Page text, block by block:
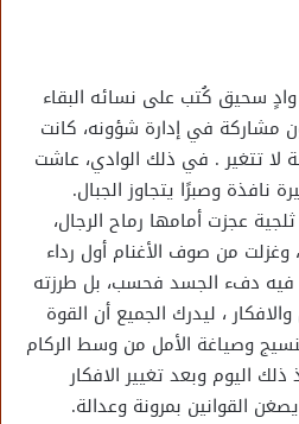
سحيق كُتب على نسائه البقاء
مشاركة في إدارة شؤونه، كانت
لا تتغير . في ذلك الوادي، عاشت
نافذة وصبرًا يتجاوز الجبال.
عجزت أمامها رماح الرجال،
من صوف الأغنام أول رداء
فيه دفء الجسد فحسب، بل طرزته
، ليدرك الجميع أن القوة
وصياغة الأمل من وسط الركام
اليوم وبعد تغيير الافكار
القوانين بمرونة وعدالة.